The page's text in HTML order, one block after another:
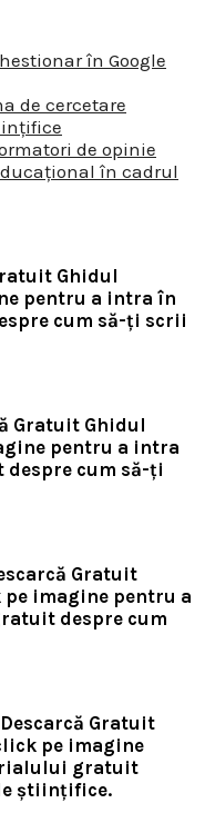
în Google
de cercetare
de opinie
în cadrul
Ghidul
pentru a intra în
cum să-ți scrii
Gratuit Ghidul
pentru a intra
cum să-ți
Gratuit
pe imagine pentru a
despre cum
Gratuit
pe imagine
gratuit
științifice.